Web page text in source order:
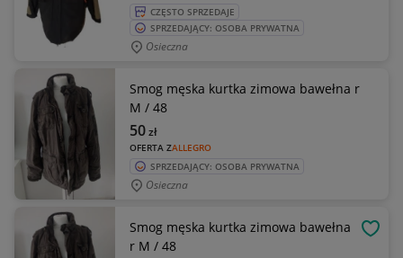
CZĘSTO SPRZEDAJE
SPRZEDAJĄCY: OSOBA PRYWATNA
Osieczna
Smog męska kurtka zimowa bawełna r
M / 48
OFERTA ZALLEGRO
50zł
SPRZEDAJĄCY: OSOBA PRYWATNA
Osieczna
Smog męska kurtka zimowa bawełna
r M / 48